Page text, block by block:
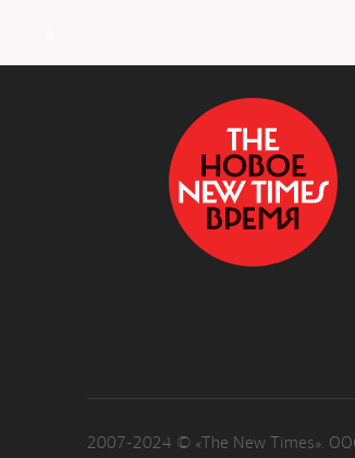
2007-2024 © «The New Times». ООО